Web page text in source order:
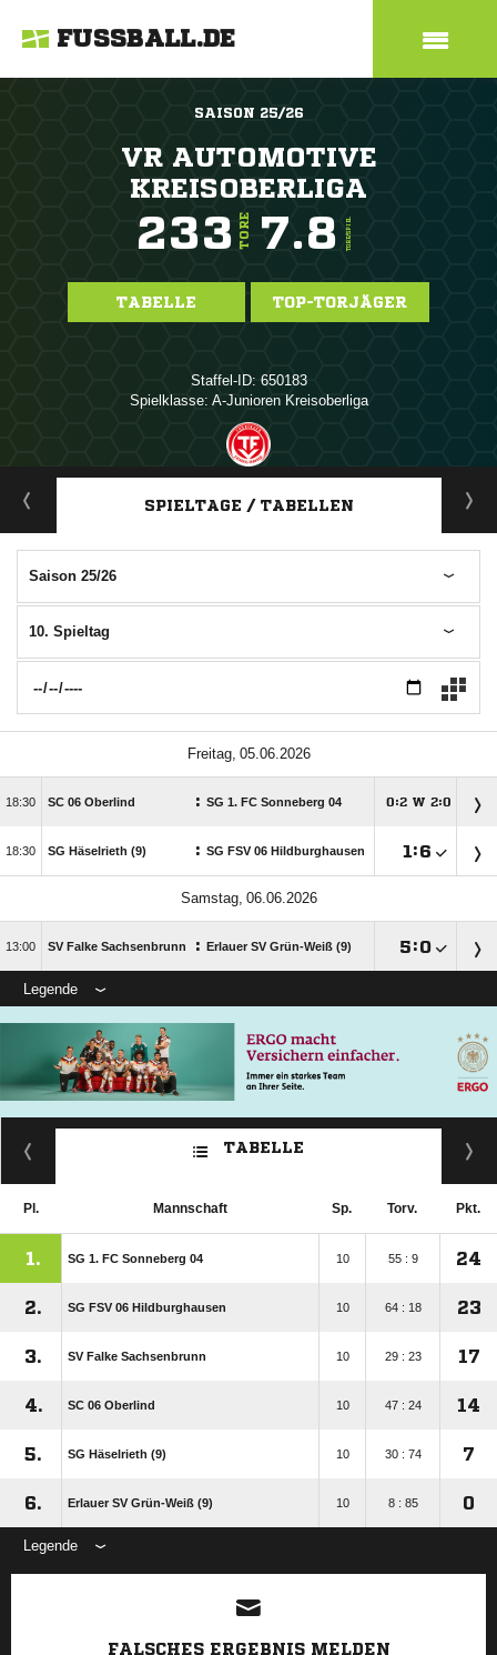
FUSSBALL.DE
SAISON 25/26
VR AUTOMOTIVE
KREISOBERLIGA
233 TORE 7.8 TORE/SPIEL
TABELLE TOP-TORJÄGER
Staffel-ID: 650183
Spielklasse: A-Junioren Kreisoberliga
ANZEIGE
SPIELTAGE / TABELLEN
Saison 25/26
10. Spieltag
 
 SC 06 Oberlind : SG 1. FC Sonneberg 04 : W:
 SG Häselrieth (9) : SG FSV 06 Hildburghausen  :
 
 SV Falke Sachsenbrunn : Erlauer SV Grün-Weiß (9) :
Legende
TABELLE
Pl. Mannschaft Sp. Torv. Pkt.
1. SG 1. FC Sonneberg 04 10 55 : 9 24
2. SG FSV 06 Hildburghausen 10 64 : 18 23
3. SV Falke Sachsenbrunn 10 29 : 23 17
4. SC 06 Oberlind 10 47 : 24 14
5. SG Häselrieth (9) 10 30 : 74 7
6. Erlauer SV Grün-Weiß (9) 10 8 : 85 0
Legende
ANZEIGE
FALSCHES ERGEBNIS MELDEN